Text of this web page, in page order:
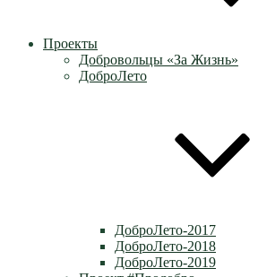
Проекты
Добровольцы «За Жизнь»
ДоброЛето
ДоброЛето-2017
ДоброЛето-2018
ДоброЛето-2019